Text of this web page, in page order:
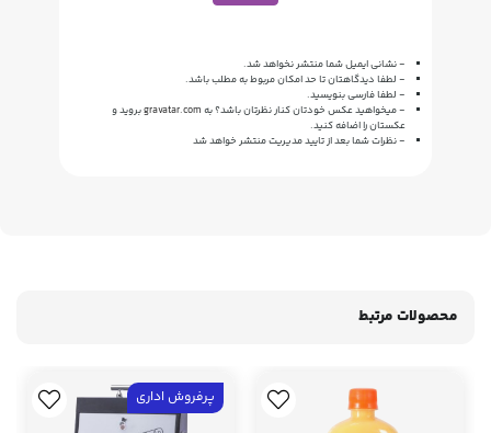
- نشانی ایمیل شما منتشر نخواهد شد.
- لطفا دیدگاهتان تا حد امکان مربوط به مطلب باشد.
- لطفا فارسی بنویسید.
- میخواهید عکس خودتان کنار نظرتان باشد؟ به gravatar.comبروید و
عکستان را اضافه کنید.
- نظرات شما بعد از تایید مدیریت منتشر خواهد شد
محصولات مرتبط
پرفروش اداری